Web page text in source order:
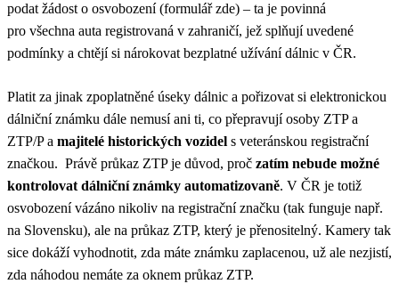
podat žádost o osvobození (formulář zde) – ta je povinná
pro všechna auta registrovaná v zahraničí, jež splňují uvedené
podmínky a chtějí si nárokovat bezplatné užívání dálnic v ČR.
Platit za jinak zpoplatněné úseky dálnic a pořizovat si elektronickou
dálniční známku dále nemusí ani ti, co přepravují osoby ZTP a
ZTP/P a majitelé historických vozidel s veteránskou registrační
značkou. Právě průkaz ZTP je důvod, proč zatím nebude možné
kontrolovat dálniční známky automatizovaně. V ČR je totiž
osvobození vázáno nikoliv na registrační značku (tak funguje např.
na Slovensku), ale na průkaz ZTP, který je přenositelný. Kamery tak
sice dokáží vyhodnotit, zda máte známku zaplacenou, už ale nezjistí,
zda náhodou nemáte za oknem průkaz ZTP.